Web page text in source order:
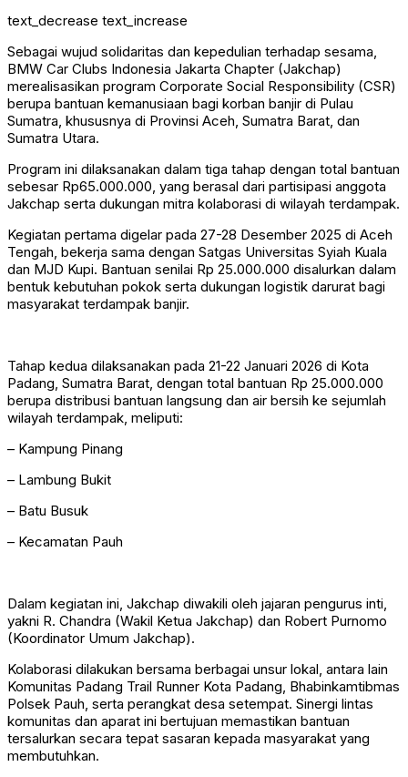
text_decrease text_increase
Sebagai wujud solidaritas dan kepedulian terhadap sesama,
BMW Car Clubs Indonesia Jakarta Chapter (Jakchap)
merealisasikan program Corporate Social Responsibility (CSR)
berupa bantuan kemanusiaan bagi korban banjir di Pulau
Sumatra, khususnya di Provinsi Aceh, Sumatra Barat, dan
Sumatra Utara.
Program ini dilaksanakan dalam tiga tahap dengan total bantuan
sebesar Rp65.000.000, yang berasal dari partisipasi anggota
Jakchap serta dukungan mitra kolaborasi di wilayah terdampak.
Kegiatan pertama digelar pada 27-28 Desember 2025 di Aceh
Tengah, bekerja sama dengan Satgas Universitas Syiah Kuala
dan MJD Kupi. Bantuan senilai Rp 25.000.000 disalurkan dalam
bentuk kebutuhan pokok serta dukungan logistik darurat bagi
masyarakat terdampak banjir.
Tahap kedua dilaksanakan pada 21-22 Januari 2026 di Kota
Padang, Sumatra Barat, dengan total bantuan Rp 25.000.000
berupa distribusi bantuan langsung dan air bersih ke sejumlah
wilayah terdampak, meliputi:
– Kampung Pinang
– Lambung Bukit
– Batu Busuk
– Kecamatan Pauh
Dalam kegiatan ini, Jakchap diwakili oleh jajaran pengurus inti,
yakni R. Chandra (Wakil Ketua Jakchap) dan Robert Purnomo
(Koordinator Umum Jakchap).
Kolaborasi dilakukan bersama berbagai unsur lokal, antara lain
Komunitas Padang Trail Runner Kota Padang, Bhabinkamtibmas
Polsek Pauh, serta perangkat desa setempat. Sinergi lintas
komunitas dan aparat ini bertujuan memastikan bantuan
tersalurkan secara tepat sasaran kepada masyarakat yang
membutuhkan.